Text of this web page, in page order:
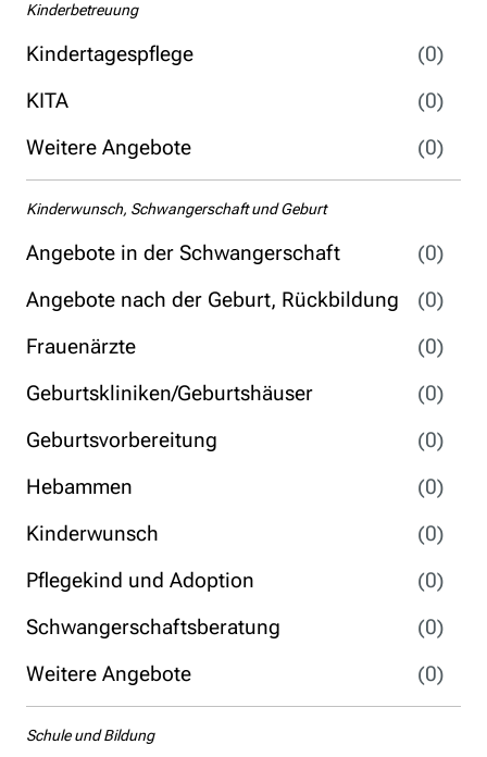
Kinderbetreuung
Kindertagespflege
(0)
KITA
(0)
Weitere Angebote
(0)
Kinderwunsch, Schwangerschaft und Geburt
Angebote in der Schwangerschaft
(0)
Angebote nach der Geburt, Rückbildung
(0)
Frauenärzte
(0)
Geburtskliniken/Geburtshäuser
(0)
Geburtsvorbereitung
(0)
Hebammen
(0)
Kinderwunsch
(0)
Pflegekind und Adoption
(0)
Schwangerschaftsberatung
(0)
Weitere Angebote
(0)
Schule und Bildung